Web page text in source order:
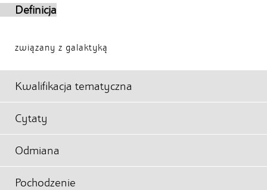
Definicja
związany z galaktyką
Kwalifikacja tematyczna
Cytaty
Odmiana
Pochodzenie